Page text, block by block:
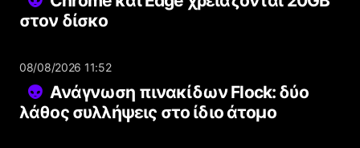
στον δίσκο
08/08/2026 11:52
Ανάγνωση πινακίδων Flock: δύο
λάθος συλλήψεις στο ίδιο άτομο